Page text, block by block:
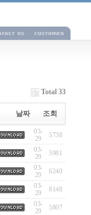
Total 33
날짜 조회
03-
29
5738
03-
29
5981
03-
29
6240
03-
29
8148
03-
29
5807